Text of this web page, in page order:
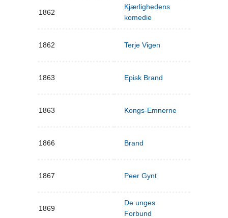
1862
Kjærlighedens
komedie
1862 Terje Vigen
1863 Episk Brand
1863 Kongs-Emnerne
1866 Brand
1867 Peer Gynt
1869
De unges
Forbund